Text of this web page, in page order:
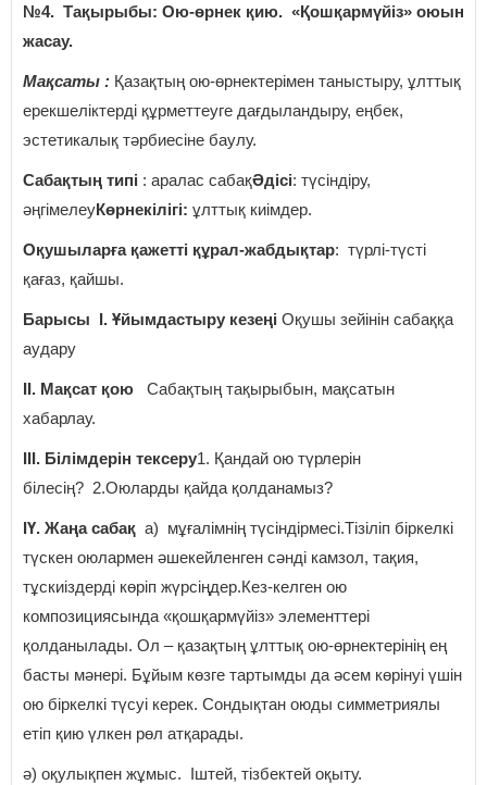
№4. Тақырыбы: Ою-өрнек қию. «Қошқармүйіз» оюын
жасау.
Мақсаты : Қазақтың ою-өрнектерімен таныстыру, ұлттық
ерекшеліктерді құрметтеуге дағдыландыру, еңбек,
эстетикалық тәрбиесіне баулу.
Сабақтың типі : аралас сабақӘдісі: түсіндіру,
әңгімелеуКөрнекілігі: ұлттық киімдер.
Оқушыларға қажетті құрал-жабдықтар: түрлі-түсті
қағаз, қайшы.
Барысы І. Ұйымдастыру кезеңі Оқушы зейінін сабаққа
аудару
ІІ. Мақсат қою Сабақтың тақырыбын, мақсатын
хабарлау.
ІІІ. Білімдерін тексеру1. Қандай ою түрлерін
білесің? 2.Оюларды қайда қолданамыз?
ІҮ. Жаңа сабақ а) мұғалімнің түсіндірмесі.Тізіліп біркелкі
түскен оюлармен әшекейленген сәнді камзол, тақия,
тұскиіздерді көріп жүрсіңдер.Кез-келген ою
композициясында «қошқармүйіз» элементтері
қолданылады. Ол – қазақтың ұлттық ою-өрнектерінің ең
басты мәнері. Бұйым көзге тартымды да әсем көрінуі үшін
ою біркелкі түсуі керек. Сондықтан оюды симметриялы
етіп қию үлкен рөл атқарады.
ә) оқулықпен жұмыс. Іштей, тізбектей оқыту.